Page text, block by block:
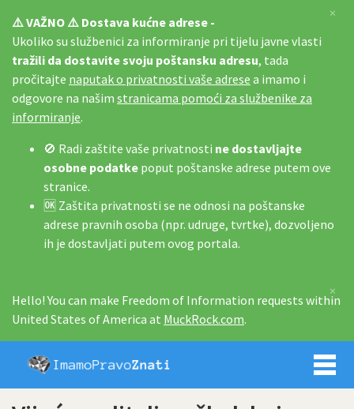
⚠️ VAŽNO ⚠️ Dostava kućne adrese -
Ukoliko su službenici za informiranje pri tijelu javne vlasti
tražili da dostavite svoju poštansku adresu, tada
pročitajte naputak o privatnosti vaše adrese a imamo i
odgovore na našim stranicama pomoći za službenike za
informiranje.
🚫 Radi zaštite vaše privatnosti ne dostavljajte
osobne podatke poput poštanske adrese putem ove
stranice.
🆗 Zaštita privatnosti se ne odnosi na poštanske
adrese pravnih osoba (npr. udruge, tvrtke), dozvoljeno
ih je dostavljati putem ovog portala.
×
Hello! You can make Freedom of Information requests within
United States of America at MuckRock.com.
×
Imamo